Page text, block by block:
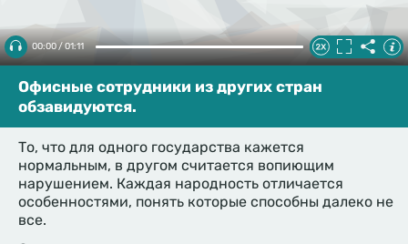
00:00 / 01:11
Офисные сотрудники из других стран
обзавидуются.
То, что для одного государства кажется
нормальным, в другом считается вопиющим
нарушением. Каждая народность отличается
особенностями, понять которые способны далеко не
все.